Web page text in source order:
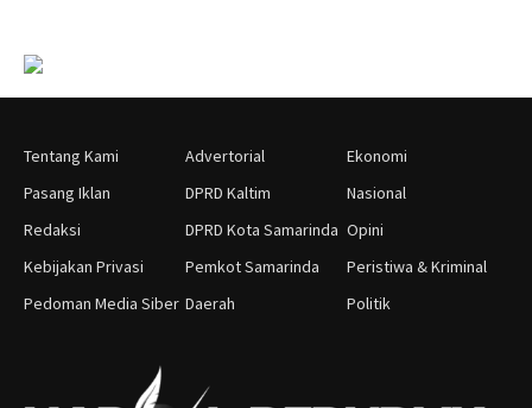
Tentang Kami
Pasang Iklan
Redaksi
Kebijakan Privasi
Pedoman Media Siber
Advertorial
DPRD Kaltim
DPRD Kota Samarinda
Pemkot Samarinda
Daerah
Ekonomi
Nasional
Opini
Peristiwa & Kriminal
Politik